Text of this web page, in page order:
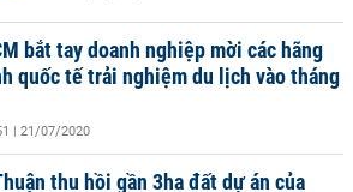
bắt tay doanh nghiệp mời các hãng
quốc tế trải nghiệm du lịch vào tháng
| 21/07/2020
thu hồi gần 3ha đất dự án của